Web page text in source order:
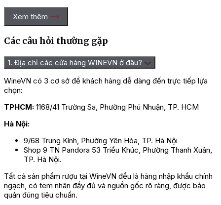
Xem thêm
Các câu hỏi thường gặp
1. Địa chỉ các cửa hàng WINEVN ở đâu?
WineVN có 3 cơ sở để khách hàng dễ dàng đến trực tiếp lựa
chọn:
TPHCM: 1168/41 Trường Sa, Phường Phú Nhuận, TP. HCM
Hà Nội:
9/68 Trung Kính, Phường Yên Hòa, TP. Hà Nội
Shop 9 TN Pandora 53 Triều Khúc, Phường Thanh Xuân,
TP. Hà Nội.
Tất cả sản phẩm rượu tại WineVN đều là hàng nhập khẩu chính
ngạch, có tem nhãn đầy đủ và nguồn gốc rõ ràng, được bảo
quản đúng tiêu chuẩn.